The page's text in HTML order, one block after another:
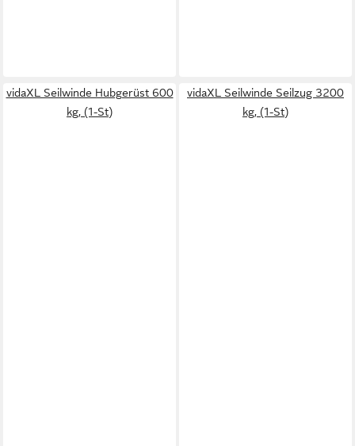
vidaXL Seilwinde Hubgerüst 600
kg, (1-St)
vidaXL Seilwinde Seilzug 3200
kg, (1-St)